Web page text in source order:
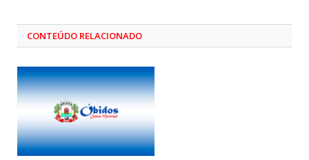
CONTEÚDO RELACIONADO